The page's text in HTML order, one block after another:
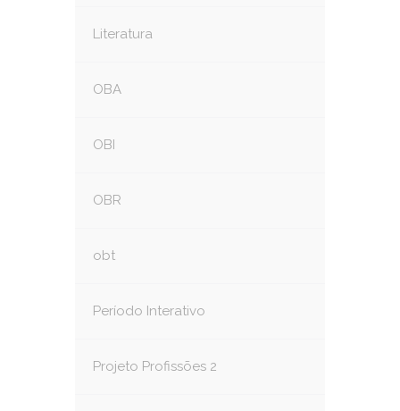
Literatura
OBA
OBI
OBR
obt
Período Interativo
Projeto Profissões 2